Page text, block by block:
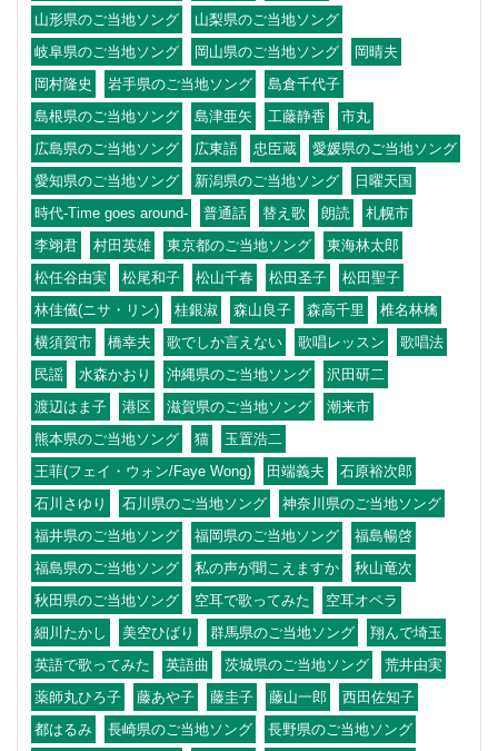
山形県のご当地ソング
山梨県のご当地ソング
岐阜県のご当地ソング
岡山県のご当地ソング
岡晴夫
岡村隆史
岩手県のご当地ソング
島倉千代子
島根県のご当地ソング
島津亜矢 工藤静香
市丸
広島県のご当地ソング
広東語 忠臣蔵
愛媛県のご当地ソング
愛知県のご当地ソング
新潟県のご当地ソング
日曜天国
時代-Time goes around-
普通話 替え歌 朗読
札幌市
李翊君
村田英雄 東京都のご当地ソング
東海林太郎
松任谷由実
松尾和子 松山千春 松田圣子
松田聖子
林佳儀(ニサ・リン)
桂銀淑 森山良子 森高千里
椎名林檎
横須賀市
橋幸夫 歌でしか言えない 歌唱レッスン
歌唱法
民謡
水森かおり 沖縄県のご当地ソング
沢田研二
渡辺はま子
港区 滋賀県のご当地ソング
潮来市
熊本県のご当地ソング
猫
玉置浩二
王菲(フェイ・ウォン/Faye Wong)
田端義夫
石原裕次郎
石川さゆり
石川県のご当地ソング
神奈川県のご当地ソング
福井県のご当地ソング
福岡県のご当地ソング
福島暢啓
福島県のご当地ソング
私の声が聞こえますか
秋山竜次
秋田県のご当地ソング
空耳で歌ってみた
空耳オペラ
細川たかし
美空ひばり 群馬県のご当地ソング
翔んで埼玉
英語で歌ってみた
英語曲 茨城県のご当地ソング
荒井由実
薬師丸ひろ子
藤あや子 藤圭子 藤山一郎
西田佐知子
都はるみ
長崎県のご当地ソング
長野県のご当地ソング